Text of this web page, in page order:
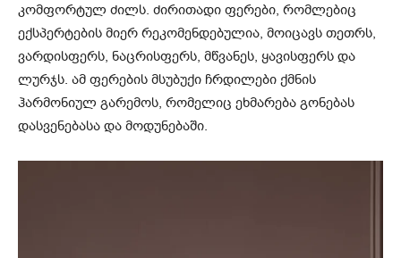
კომფორტულ ძილს. ძირითადი ფერები, რომლებიც
ექსპერტების მიერ რეკომენდებულია, მოიცავს თეთრს,
ვარდისფერს, ნაცრისფერს, მწვანეს, ყავისფერს და
ლურჯს. ამ ფერების მსუბუქი ჩრდილები ქმნის
ჰარმონიულ გარემოს, რომელიც ეხმარება გონებას
დასვენებასა და მოდუნებაში.